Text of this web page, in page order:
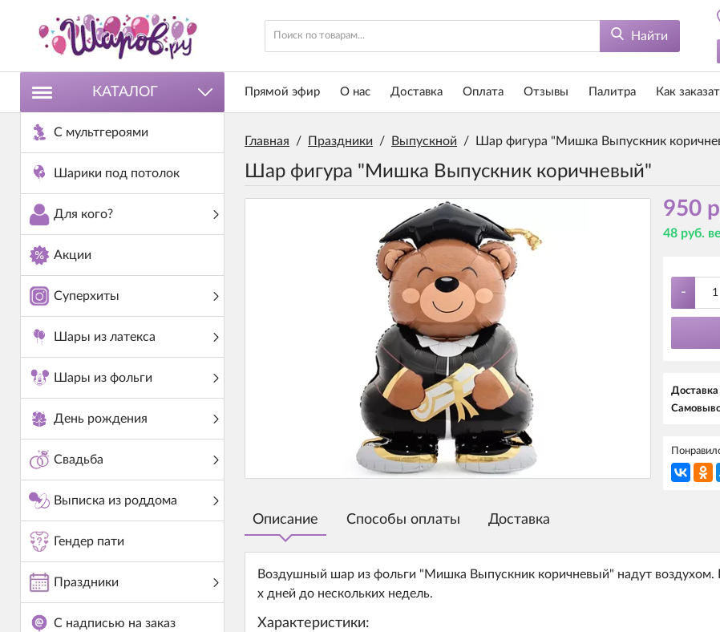
Найти
КАТАЛОГ
С мультгероями
Шарики под потолок
Для кого?
Акции
Суперхиты
Шары из латекса
Шары из фольги
День рождения
Свадьба
Выписка из роддома
Гендер пати
Праздники
С надписью на заказ
Прямой эфир О нас Доставка Оплата Отзывы Палитра Как
Главная / Праздники / Выпускной / Шар фигура "Мишка Выпускник
Шар фигура "Мишка Выпускник коричневый"
950
48 руб.
-
Доставка
Описание Способы оплаты Доставка
Воздушный шар из фольги "Мишка Выпускник коричневый" надут
х дней до нескольких недель.
Характеристики: